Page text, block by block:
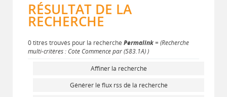
RÉSULTAT DE LA
RECHERCHE
0 titres trouvés pour la recherche Permalink= (Recherche
multi-critères : Cote Commence par (583.1A) )
Affiner la recherche
Générer le flux rss de la recherche